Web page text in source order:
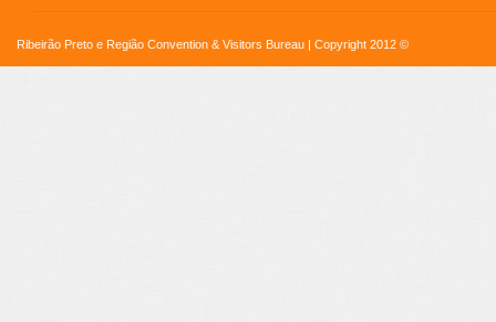
Ribeirão Preto e Região Convention & Visitors Bureau | Copyright 2012 ©